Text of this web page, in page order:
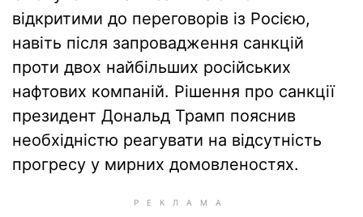
відкритими до переговорів із Росією,
навіть після запровадження санкцій
проти двох найбільших російських
нафтових компаній. Рішення про санкції
президент Дональд Трамп пояснив
необхідністю реагувати на відсутність
прогресу у мирних домовленостях.